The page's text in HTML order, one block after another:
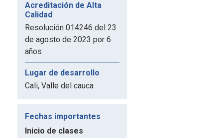
Acreditación de Alta
Calidad
Resolución 014246 del 23
de agosto de 2023 por 6
años
Lugar de desarrollo
Cali, Valle del cauca
Fechas importantes
Inicio de clases